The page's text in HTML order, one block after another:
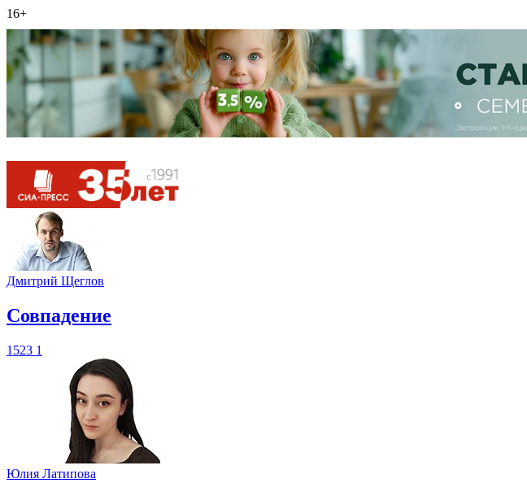
16+
Дмитрий Щеглов
​Совпадение
1523 1
Юлия Латипова